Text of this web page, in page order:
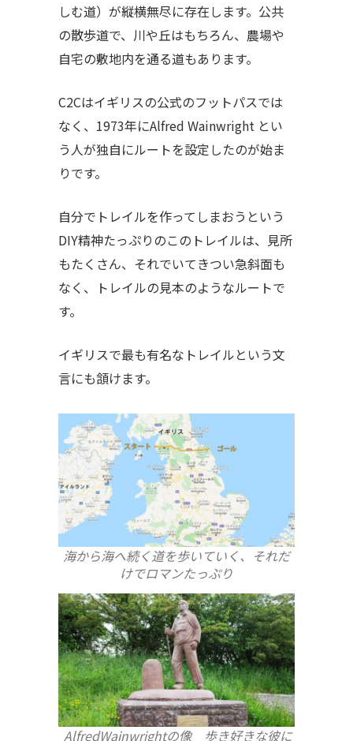
しむ道）が縦横無尽に存在します。公共
の散歩道で、川や丘はもちろん、農場や
自宅の敷地内を通る道もあります。
C2Cはイギリスの公式のフットパスでは
なく、1973年にAlfred Wainwright とい
う人が独自にルートを設定したのが始ま
りです。
自分でトレイルを作ってしまおうという
DIY精神たっぷりのこのトレイルは、見所
もたくさん、それでいてきつい急斜面も
なく、トレイルの見本のようなルートで
す。
イギリスで最も有名なトレイルという文
言にも頷けます。
海から海へ続く道を歩いていく、それだ
けでロマンたっぷり
AlfredWainwrightの像 歩き好きな彼に